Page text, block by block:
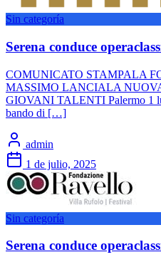
Sin categoría
Serena conduce
COMUNICATO STAMPALA
MASSIMO LANCIALA
GIOVANI TALENTI Palermo 1
bando di […]
admin
1 de julio, 2025
Sin categoría
Serena conduce